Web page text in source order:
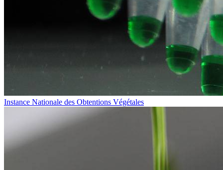
Instance Nationale des Obtentions Végétales